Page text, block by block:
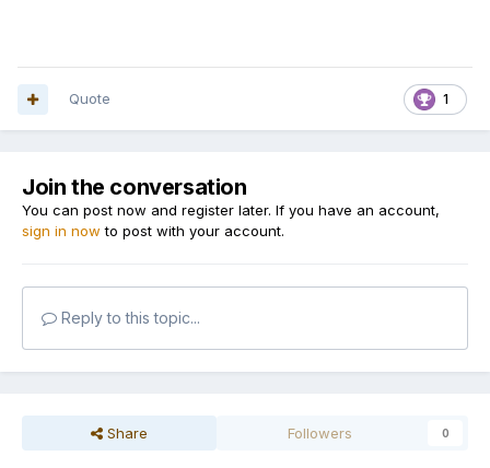
1
Quote
Join the conversation
You can post now and register later. If you have an account,
sign in now to post with your account.
Reply to this topic...
Share Followers 0